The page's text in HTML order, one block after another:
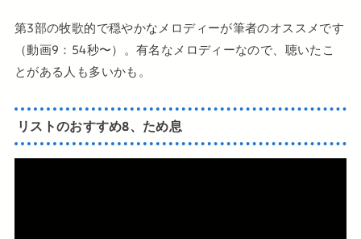
第3部の牧歌的で穏やかなメロディーが筆者のオススメです
（動画9：54秒〜）。有名なメロディーなので、聴いたこ
とがある人も多いかも。
リストのおすすめ8、ため息